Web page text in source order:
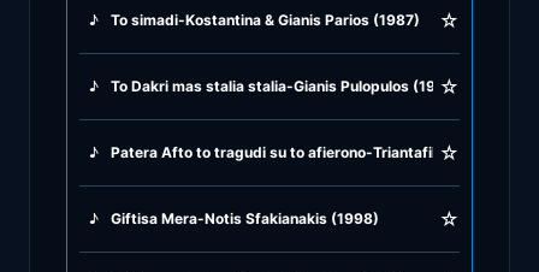
♪ To simadi-Kostantina & Gianis Parios (1987) ☆
♪ To Dakri mas stalia stalia-Gianis Pulopulos (1979)
☆
♪ Patera Afto to tragudi su to afierono-Triantafilos
☆
♪ Giftisa Mera-Notis Sfakianakis (1998) ☆